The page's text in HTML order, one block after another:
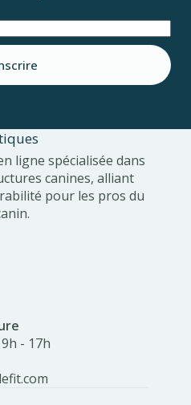
ligne spécialisée dans
canines, alliant
pour les pros du
- 17h